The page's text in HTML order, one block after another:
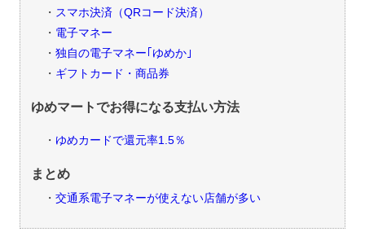
スマホ決済（QRコード決済）
電子マネー
独自の電子マネー｢ゆめか｣
ギフトカード・商品券
ゆめマートでお得になる支払い方法
ゆめカードで還元率1.5％
まとめ
交通系電子マネーが使えない店舗が多い